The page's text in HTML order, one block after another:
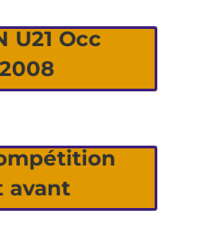
U21 Occ
avant